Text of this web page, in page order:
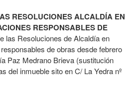
RESOLUCIONES ALCALDÍA EN
RESPONSABLES DE
las Resoluciones de Alcaldía en
de obras desde febrero
Paz Medrano Brieva (sustitución
del inmueble sito en C/ La Yedra nº